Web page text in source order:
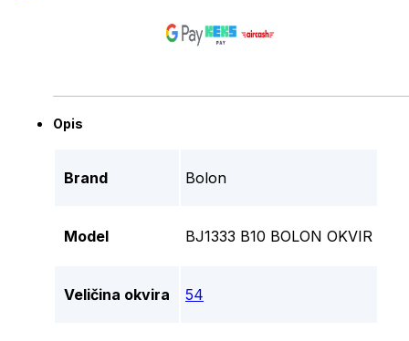
Opis
Brand Bolon
Model BJ1333 B10 BOLON OKVIR
Veličina okvira 54